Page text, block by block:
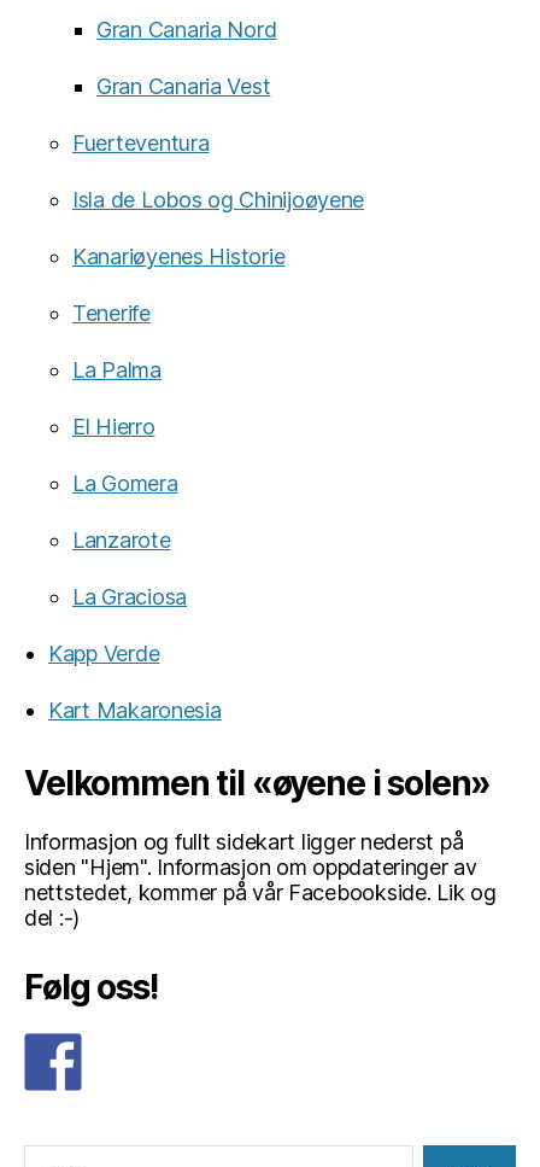
Gran Canaria Nord
Gran Canaria Vest
Fuerteventura
Isla de Lobos og Chinijoøyene
Kanariøyenes Historie
Tenerife
La Palma
El Hierro
La Gomera
Lanzarote
La Graciosa
Kapp Verde
Kart Makaronesia
Velkommen til «øyene i solen»
Informasjon og fullt sidekart ligger nederst på
siden "Hjem". Informasjon om oppdateringer av
nettstedet, kommer på vår Facebookside. Lik og
del :-)
Følg oss!